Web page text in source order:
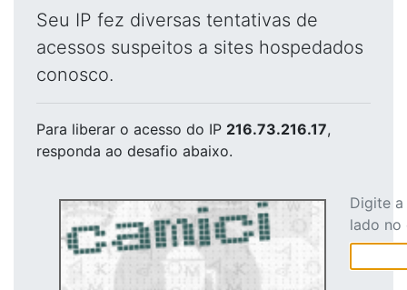
Seu IP fez diversas tentativas de
acessos suspeitos a sites hospedados
conosco.
Para liberar o acesso do IP 216.73.216.17,
responda ao desafio abaixo.
Digite
lado no